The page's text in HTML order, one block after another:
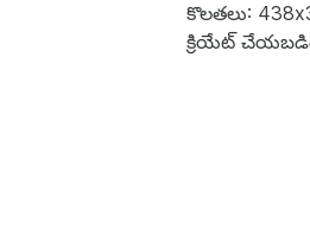
కొలతలు:
క్రియేట్